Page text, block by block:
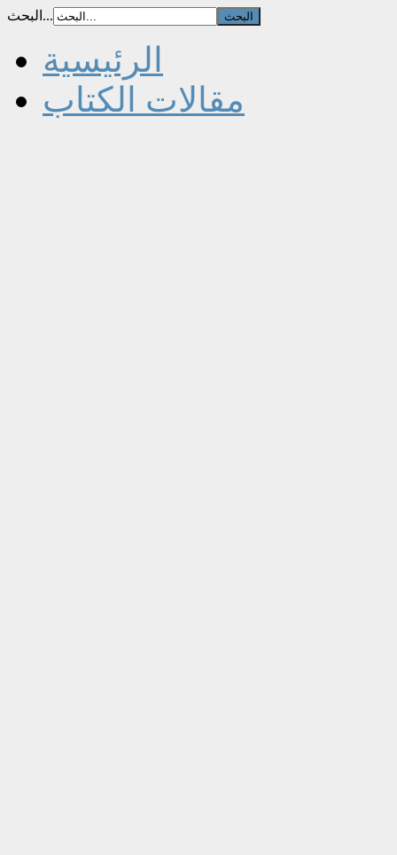
البحث...
الرئيسية
مقالات الكتاب